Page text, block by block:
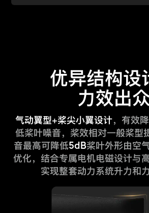
优异结构设
力效出众
气动翼型+桨尖小翼设计，有效
低桨叶噪音，桨效相对一般桨型
音最高可降低5dB桨叶外形由空
优化，结合专属电机电磁设计与
实现整套动力系统升力和